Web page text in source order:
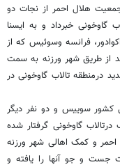
هلال احمر از نجات دو
گاوخونی خبرداد و به ایسنا
فرانسه وسوئیس که از
از طریق شهر ورزنه به سمت
درمنطقه تالاب گاوخونی در
کشور سوییس و دو نفر دیگر
گاوخونی گرفتار شده
و کمک اهالی شهر ورزنه
جست و جو آنها را یافته و